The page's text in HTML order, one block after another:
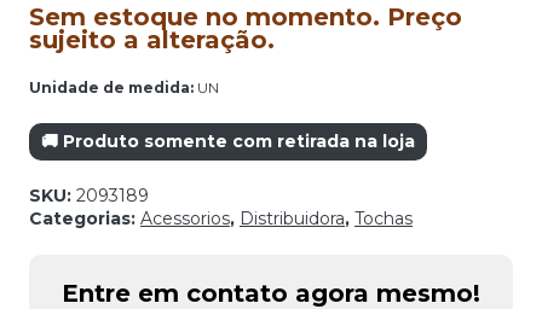
Sem estoque no momento. Preço
sujeito a alteração.
Unidade de medida: UN
🚚 Produto somente com retirada na loja
SKU: 2093189
Categorias: Acessorios, Distribuidora, Tochas
Entre em contato agora mesmo!